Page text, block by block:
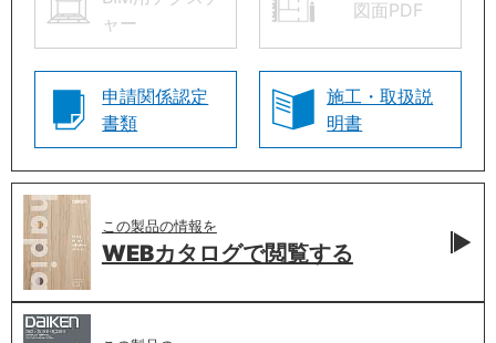
ャー
図面PDF
申請関係認定
書類
施工・取扱説
明書
この製品の情報を
WEBカタログで閲覧する